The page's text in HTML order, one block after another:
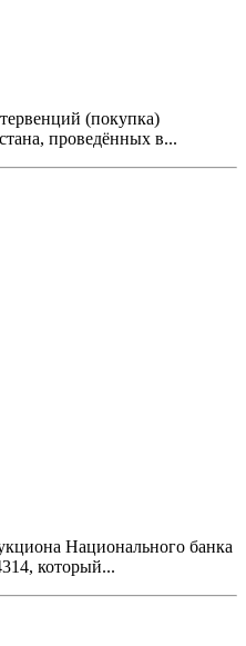
(покупка)
проведённых в...
Национального банка
который...